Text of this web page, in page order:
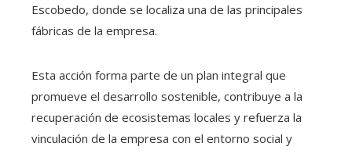
Escobedo, donde se localiza una de las principales
fábricas de la empresa.
Esta acción forma parte de un plan integral que
promueve el desarrollo sostenible, contribuye a la
recuperación de ecosistemas locales y refuerza la
vinculación de la empresa con el entorno social y